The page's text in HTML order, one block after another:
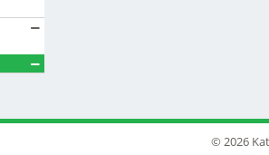
© 2026